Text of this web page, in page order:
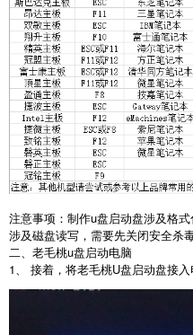
注意事项：制作u盘启动盘涉及格
涉及磁盘读写，需要先关闭安全杀
二、老毛桃u盘启动电脑
1、 接着，将老毛桃U盘启动盘接入